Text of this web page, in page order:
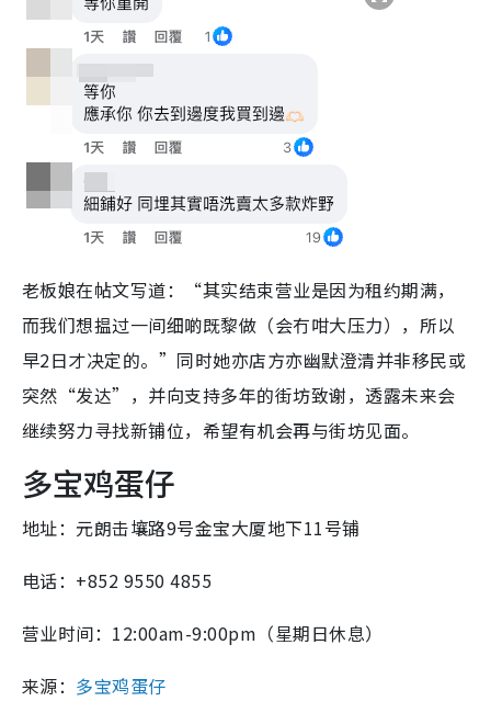
老板娘在帖文写道：“其实结束营业是因为租约期满，
而我们想揾过一间细啲既黎做（会冇咁大压力），所以
早2日才决定的。”同时她亦店方亦幽默澄清并非移民或
突然“发达”，并向支持多年的街坊致谢，透露未来会
继续努力寻找新铺位，希望有机会再与街坊见面。
多宝鸡蛋仔
地址：元朗击壤路9号金宝大厦地下11号铺
电话：+852 9550 4855
营业时间：12:00am-9:00pm（星期日休息）
来源： 多宝鸡蛋仔